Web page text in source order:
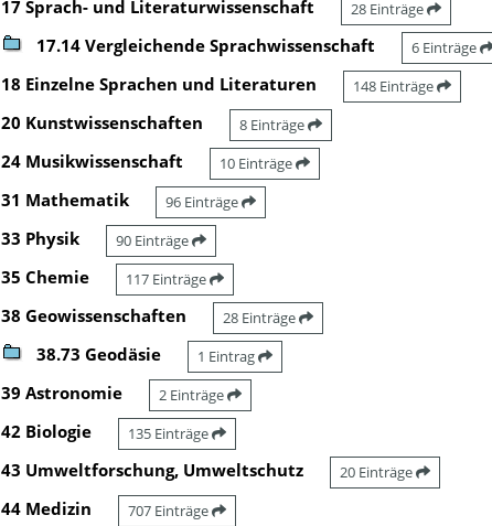
17 Sprach- und Literaturwissenschaft 28 Einträge
17.14 Vergleichende Sprachwissenschaft 6 Einträge
18 Einzelne Sprachen und Literaturen 148 Einträge
20 Kunstwissenschaften 8 Einträge
24 Musikwissenschaft 10 Einträge
31 Mathematik 96 Einträge
33 Physik 90 Einträge
35 Chemie 117 Einträge
38 Geowissenschaften 28 Einträge
38.73 Geodäsie 1 Eintrag
39 Astronomie 2 Einträge
42 Biologie 135 Einträge
43 Umweltforschung, Umweltschutz 20 Einträge
44 Medizin 707 Einträge